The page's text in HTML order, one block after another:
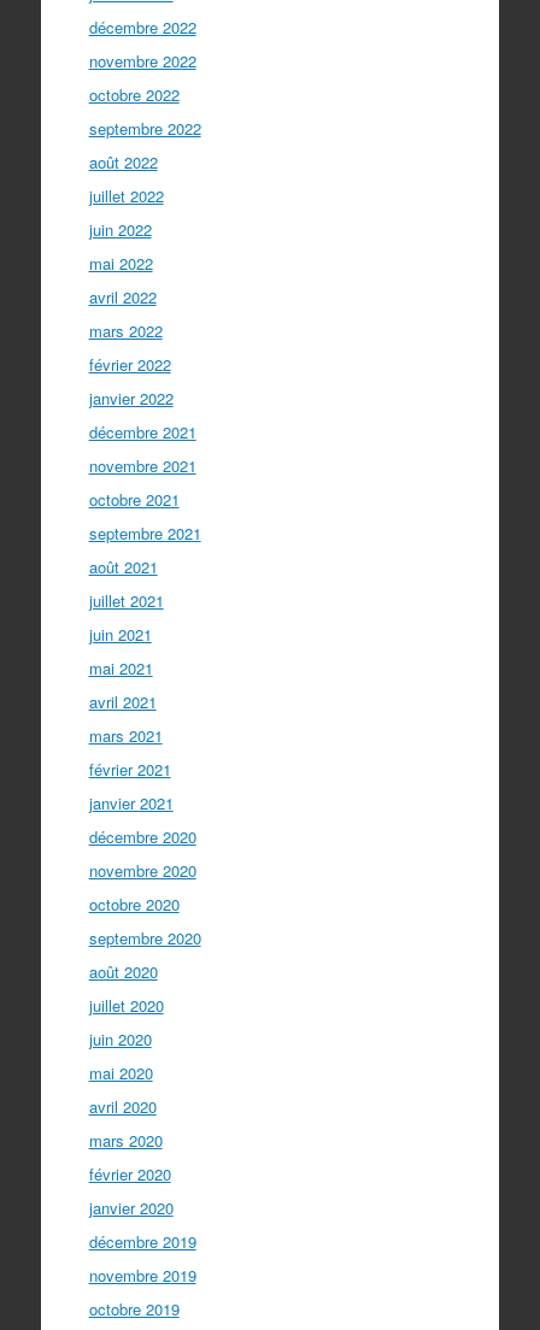
décembre 2022
novembre 2022
octobre 2022
septembre 2022
août 2022
juillet 2022
juin 2022
mai 2022
avril 2022
mars 2022
février 2022
janvier 2022
décembre 2021
novembre 2021
octobre 2021
septembre 2021
août 2021
juillet 2021
juin 2021
mai 2021
avril 2021
mars 2021
février 2021
janvier 2021
décembre 2020
novembre 2020
octobre 2020
septembre 2020
août 2020
juillet 2020
juin 2020
mai 2020
avril 2020
mars 2020
février 2020
janvier 2020
décembre 2019
novembre 2019
octobre 2019